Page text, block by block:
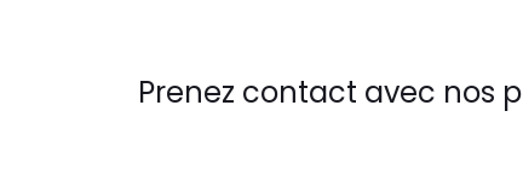
Prenez contact avec nos